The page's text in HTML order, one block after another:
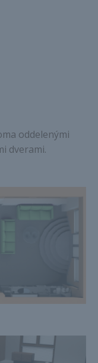
oddelenými
dverami.